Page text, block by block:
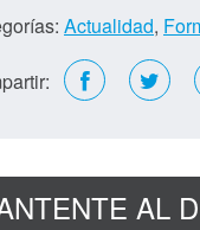
Actualidad,
AL